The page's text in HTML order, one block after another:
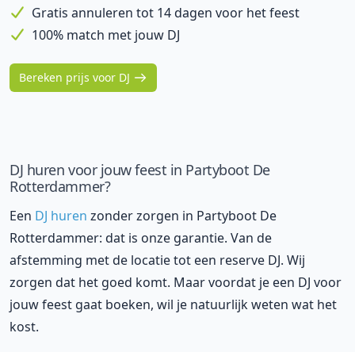
Gratis annuleren tot 14 dagen voor het feest
100% match met jouw DJ
Bereken prijs voor DJ
DJ huren voor jouw feest in Partyboot De
Rotterdammer?
Een DJ huren zonder zorgen in Partyboot De
Rotterdammer: dat is onze garantie. Van de
afstemming met de locatie tot een reserve DJ. Wij
zorgen dat het goed komt. Maar voordat je een DJ voor
jouw feest gaat boeken, wil je natuurlijk weten wat het
kost.